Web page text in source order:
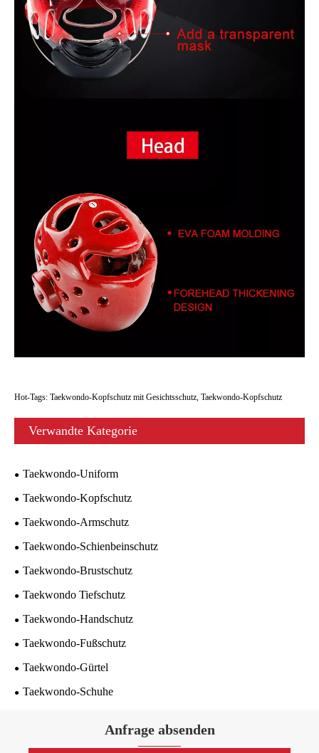
Hot-Tags: Taekwondo-Kopfschutz mit Gesichtsschutz, Taekwondo-Kopfschutz
Verwandte Kategorie
Taekwondo-Uniform
Taekwondo-Kopfschutz
Taekwondo-Armschutz
Taekwondo-Schienbeinschutz
Taekwondo-Brustschutz
Taekwondo Tiefschutz
Taekwondo-Handschutz
Taekwondo-Fußschutz
Taekwondo-Gürtel
Taekwondo-Schuhe
Anfrage absenden